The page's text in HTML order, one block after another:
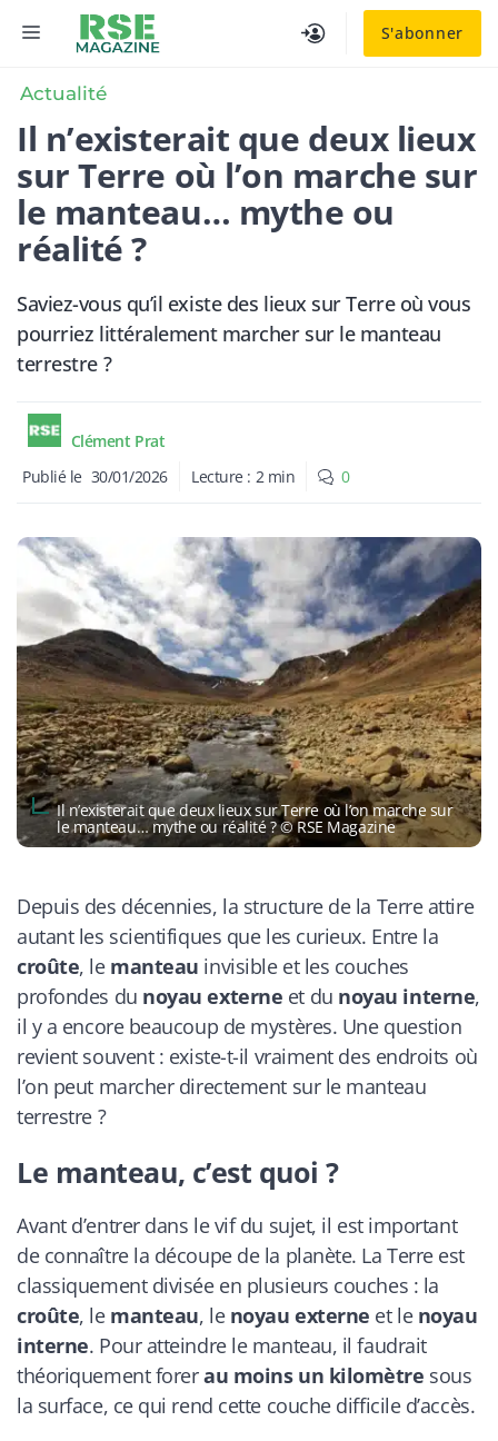
S'abonner
MENU
Actualité
Il n’existerait que deux lieux
sur Terre où l’on marche sur
le manteau… mythe ou
réalité ?
Saviez-vous qu’il existe des lieux sur Terre où vous
pourriez littéralement marcher sur le manteau
terrestre ?
Clément Prat
Publié le 30/01/2026 Lecture : 2 min 0
Il n’existerait que deux lieux sur Terre où l’on marche sur
le manteau… mythe ou réalité ? © RSE Magazine
Depuis des décennies, la structure de la Terre attire
autant les scientifiques que les curieux. Entre la
croûte, le manteau invisible et les couches
profondes du noyau externe et du noyau interne,
il y a encore beaucoup de mystères. Une question
revient souvent : existe-t-il vraiment des endroits où
l’on peut marcher directement sur le manteau
terrestre ?
Le manteau, c’est quoi ?
Avant d’entrer dans le vif du sujet, il est important
de connaître la découpe de la planète. La Terre est
classiquement divisée en plusieurs couches : la
croûte, le manteau, le noyau externe et le noyau
interne. Pour atteindre le manteau, il faudrait
théoriquement forerau moins un kilomètre sous
la surface, ce qui rend cette couche difficile d’accès.